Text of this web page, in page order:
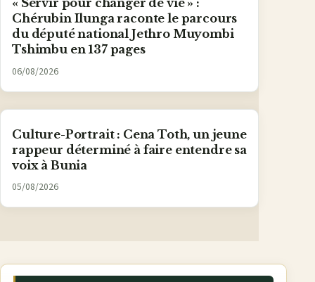
« Servir pour changer de vie » :
Chérubin Ilunga raconte le parcours
du député national Jethro Muyombi
Tshimbu en 137 pages
06/08/2026
Culture-Portrait : Cena Toth, un jeune
rappeur déterminé à faire entendre sa
voix à Bunia
05/08/2026